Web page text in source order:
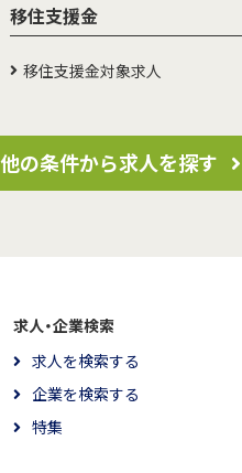
移住支援金
移住支援金対象求人
の条件から求人を探す
求人・企業検索
求人を検索する
企業を検索する
特集